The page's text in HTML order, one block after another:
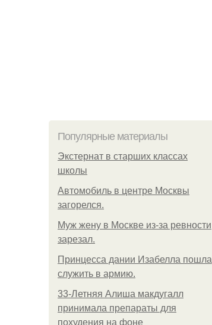
Популярные материалы
Экстернат в старших классах
школы
Автомобиль в центре Москвы
загорелся.
Mуж жену в Москве из-за ревности
зарезал.
Принцесса дании Изабелла пошла
служить в армию.
33-Летняя Алиша макдугалл
принимала препараты для
похудения на фоне